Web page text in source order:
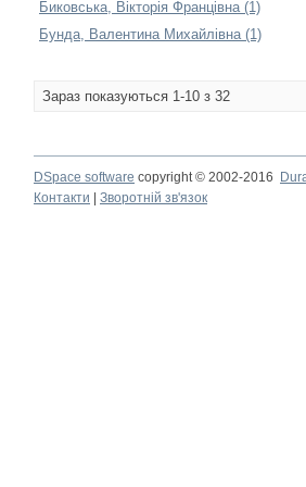
Биковська, Вікторія Францівна (1)
Бунда, Валентина Михайлівна (1)
Зараз показуються 1-10 з 32
DSpace software copyright © 2002-2016
Контакти
Зворотній зв'язок